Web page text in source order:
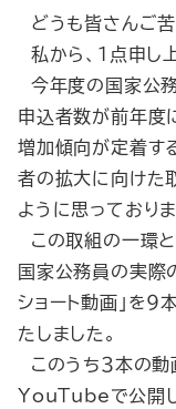
どうも皆さんご苦
私から、１点申し
今年度の国家公
申込者数が前年度
増加傾向が定着す
者の拡大に向けた
ように思っておりま
この取組の一環と
国家公務員の実際
ショート動画」を
たしました。
このうち３本の動
YouTubeで公開し